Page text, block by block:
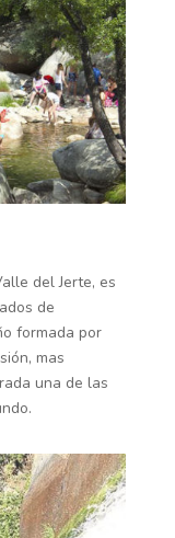
del Jerte, es
de
formada por
mas
una de las